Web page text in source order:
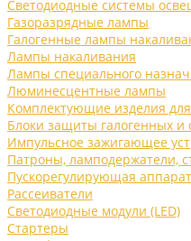
Светодиодные системы
Газоразрядные лампы
Галогенные лампы
Лампы накаливания
Лампы специального
Люминесцентные лампы
Комплектующие изделия
Блоки защиты галогенных и
Импульсное зажигающее
Патроны, ламподержатели,
Пускорегулирующая
Рассеиватели
Светодиодные модули (LED)
Стартеры